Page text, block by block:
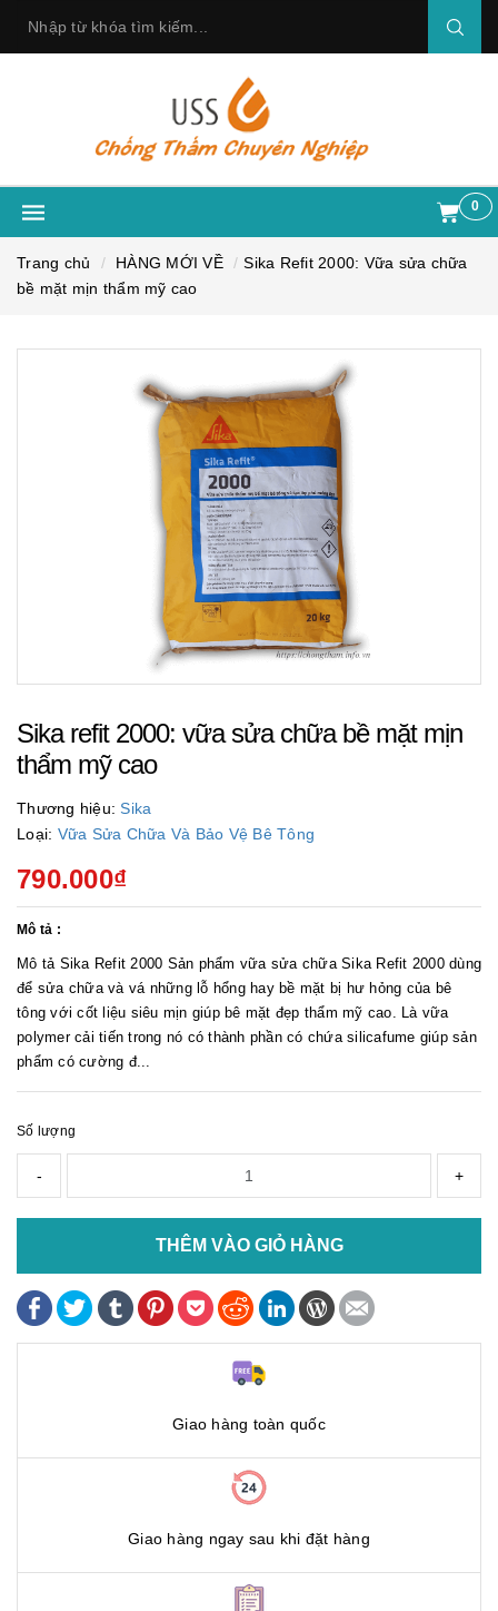
0
Trang chủ HÀNG MỚI VỀ
Sika Refit 2000: Vữa sửa chữa
bề mặt mịn thẩm mỹ cao
Sika refit 2000: vữa sửa chữa bề mặt mịn
thẩm mỹ cao
Thương hiệu:Sika
Loại: Vữa Sửa Chữa Và Bảo Vệ Bê Tông
790.000₫
Mô tả :
Mô tả Sika Refit 2000 Sản phẩm vữa sửa chữa Sika Refit 2000 dùng
để sửa chữa và vá những lỗ hổng hay bề mặt bị hư hỏng của bê
tông với cốt liệu siêu mịn giúp bê mặt đẹp thẩm mỹ cao. Là vữa
polymer cải tiến trong nó có thành phần có chứa silicafume giúp sản
phẩm có cường đ...
Số lượng
- +
THÊM VÀO GIỎ HÀNG
Giao hàng toàn quốc
Giao hàng ngay sau khi đặt hàng